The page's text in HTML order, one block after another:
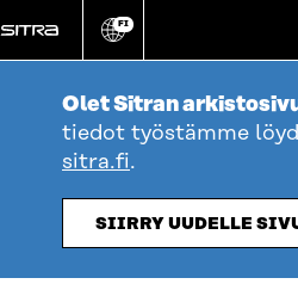
suoraan
sisältöön
Vaihda
kieli
FI
Olet Sitran
tiedot työstämme
sitra.fi.
SIIRRY UUDELLE